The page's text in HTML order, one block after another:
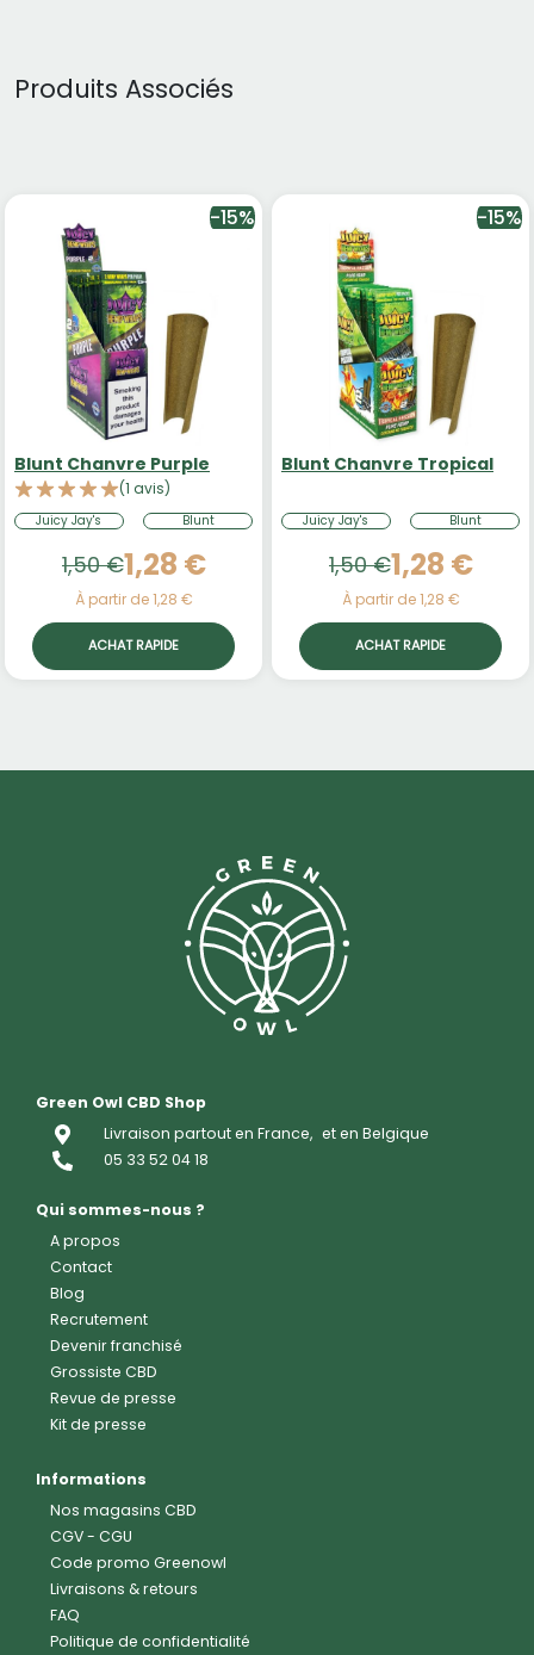
Produits Associés
-15%
Blunt Chanvre Purple
(1 avis)
Juicy Jay's Blunt
1,50 €1,28 €
À partir de 1,28 €
ACHAT RAPIDE
-15%
Blunt Chanvre Tropical
Juicy Jay's Blunt
1,50 €1,28 €
À partir de 1,28 €
ACHAT RAPIDE
Green Owl CBD Shop
Livraison partout en France, et en Belgique
05 33 52 04 18
Qui sommes-nous ?
A propos
Contact
Blog
Recrutement
Devenir franchisé
Grossiste CBD
Revue de presse
Kit de presse
Informations
Nos magasins CBD
CGV- CGU
Code promo Greenowl
Livraisons & retours
FAQ
Politique de confidentialité